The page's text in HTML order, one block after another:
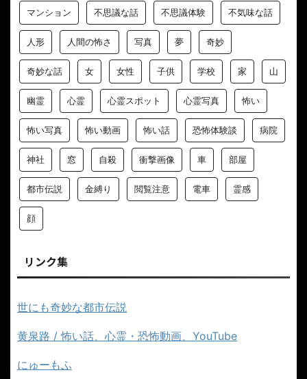
マンション 不思議な話 不思議体験 不気味な話
人形 人間の怖さ 写真 夢 奇妙
奇妙な話 女 女性 子供 学校 家 山
幽霊 心霊 心霊スポット 心霊写真 怖い
怖い写真 怖い動画 怖い話 恐怖体験談 病院
神社 窓 自殺 衝撃画像 車 部屋
都市伝説 金縛り 閲覧注意 電車 霊感
顔
リンク集
世にも奇妙な都市伝説
黄泉路 / 怖い話、心霊・恐怖動画、YouTube
にゅーもふ